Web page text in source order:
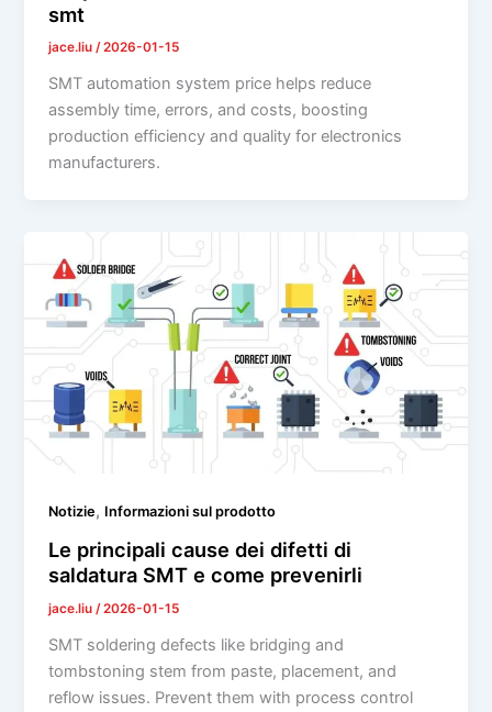
smt
jace.liu/2026-01-15
SMT automation system price helps reduce
assembly time, errors, and costs, boosting
production efficiency and quality for electronics
manufacturers.
Notizie, Informazioni sul prodotto
Le principali cause dei difetti di
saldatura SMT e come prevenirli
jace.liu /2026-01-15
SMT soldering defects like bridging and
tombstoning stem from paste, placement, and
reflow issues. Prevent them with process control